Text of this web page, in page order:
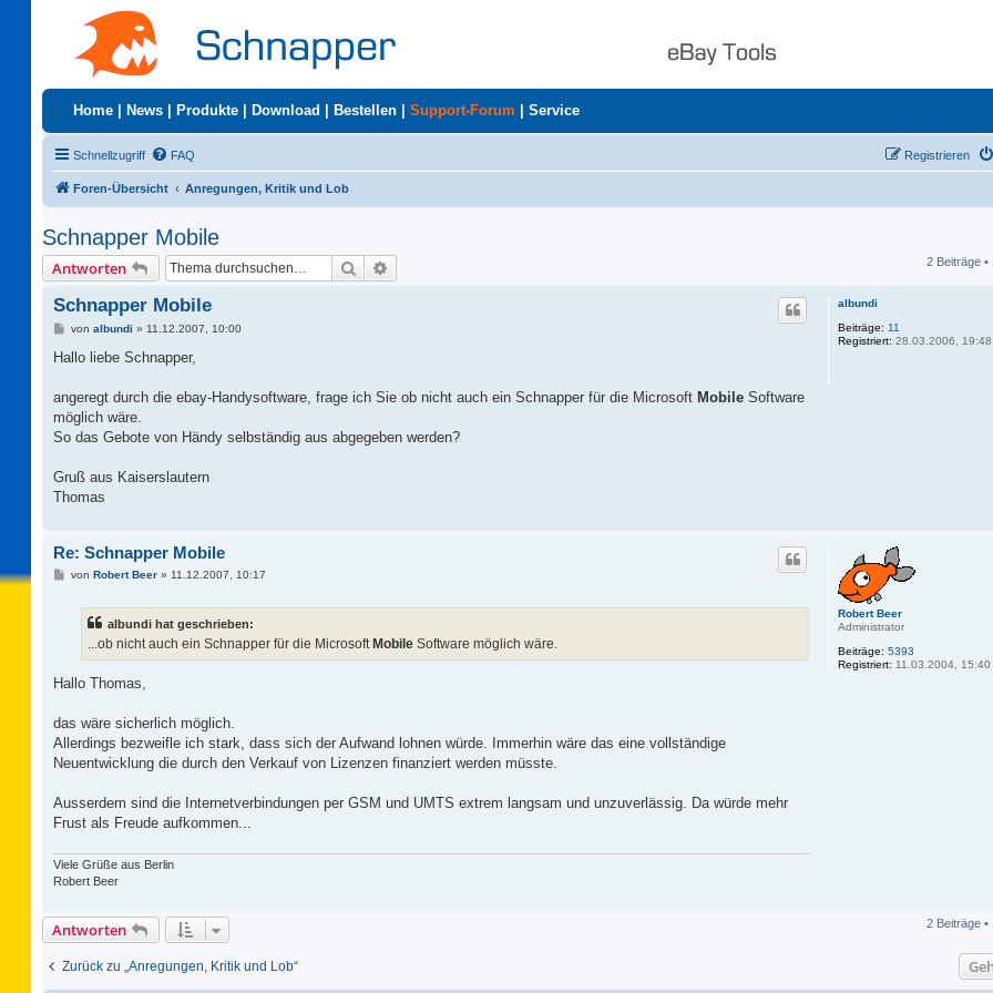
Home News Produkte Download Bestellen Support-Forum Service
Schnellzugriff FAQ Registrieren
Foren-Übersicht Anregungen, Kritik und Lob
Schnapper Mobile
Antworten Suche 2 Beiträge •
albundi
Beiträge: 11
Registriert: 28.03.2006, 19:48
Schnapper Mobile
B
i
a
g
von albundi » 11.12.2007, 10:00
Hallo liebe Schnapper,
angeregt durch die ebay-Handysoftware, frage ich Sie ob nicht auch ein Schnapper für die Microsoft Mobile Software
möglich wäre.
So das Gebote von Händy selbständig aus abgegeben werden?
Gruß aus Kaiserslautern
Thomas
Robert Beer
Administrator
Beiträge: 5393
Registriert: 11.03.2004, 15:40
Re: Schnapper Mobile
Bvon Robert Beer» 11.12.2007, 10:17
albundi hat geschrieben:
...ob nicht auch ein Schnapper für die Microsoft Mobile Software möglich wäre.
Hallo Thomas,
das wäre sicherlich möglich.
Allerdings bezweifle ich stark, dass sich der Aufwand lohnen würde. Immerhin wäre das eine vollständige
Neuentwicklung die durch den Verkauf von Lizenzen finanziert werden müsste.
Ausserdem sind die Internetverbindungen per GSM und UMTS extrem langsam und unzuverlässig. Da würde mehr
Frust als Freude aufkommen...
Viele Grüße aus Berlin
Robert Beer
Antworten 2 Beiträge •
Zurück zu „Anregungen, Kritik und Lob“